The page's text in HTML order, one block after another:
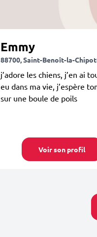
Emmy
88700, Saint-Benoît-la-
j’adore les chiens, j’en ai
eu dans ma vie, j’espère
sur une boule de poils
Voir son profil